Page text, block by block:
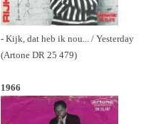
- Kijk, dat heb ik nou... / Yesterday
(Artone DR 25 479)
1966